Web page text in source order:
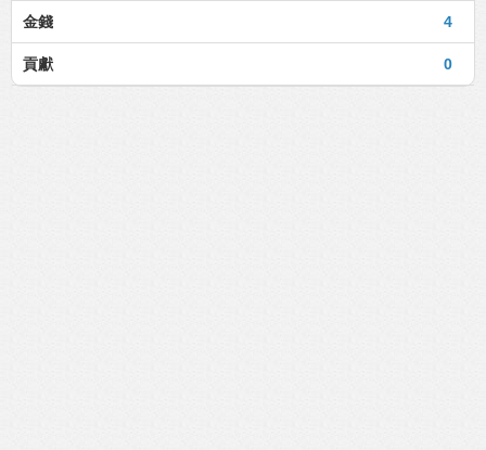
4
金錢
0
貢獻